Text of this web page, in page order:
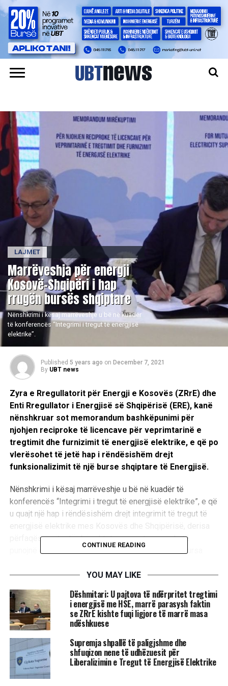
LAJMET
Marrëveshja për energji
Kosovë-Shqipëri i hap
rrugën bursës shqiptare
Nënshkrimi i kësaj marrëveshje u bë në kuadër
të konferencës “Integrimi i tregut të energjisë
elektrike”.
Published 5 years ago on December 7, 2021
By UBT news
Zyra e Rregullatorit për Energji e Kosovës (ZRrE) dhe
Enti Rregullator i Energjisë së Shqipërisë (ERE), kanë
nënshkruar sot memorandum bashkëpunimi për
njohjen reciproke të licencave për veprimtarinë e
tregtimit dhe furnizimit të energjisë elektrike, e që po
vlerësohet të jetë hap i rëndësishëm drejt
funksionalizimit të një burse shqiptare të Energjisë.
Nënshkrimi i kësaj marrëveshje u bë në kuadër të
konferencës “Integrimi i tregut të energjisë elektrike”, e që
u quajt një hap i rëndësishëm drejt integrimit të tregut të
energjisë elektrike mes Kosovës dhe Shqipërisë, derisa
përfaqësuesit e të dyja shteteve u zotuan se do të
punojnë që brenda vitit 2022 të funksionalizohet bursa
integrimi i tregut të energjisë me atë të Shqipërisë është
një ndër orientimet kyçe strategjike për sektorin e
energjisë.
Ajo potencoi se sektori i energjisë është një prej shtyllave
kryesore të zhvillimit ekonomik të Kosovës, mirëpo tha se
për arsye dhe rrethana të ndryshme sektori i energjisë
fatkeqësisht nuk ka tërhequr investimet e duhura për të
CONTINUE READING
YOU MAY LIKE
Dëshmitari: U pajtova të ndërpritet tregtimi
i energjisë me HSE, marrë parasysh faktin
se ZRrE kishte fuqi ligjore të marrë masa
ndëshkuese
​Supremja shpallë të paligjshme dhe
shfuqizon nene të udhëzuesit për
Liberalizimin e Tregut të Energjisë Elektrike